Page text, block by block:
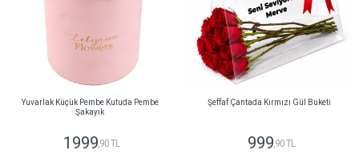
Yuvarlak Küçük Pembe Kutuda Pembe
Şakayık
1999,90 TL
Şeffaf Çantada Kırmızı Gül Buketi
999,90 TL